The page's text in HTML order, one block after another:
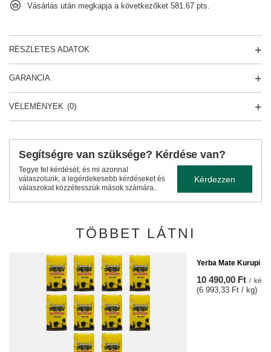
Vásárlás után megkapja a következőket 581.67 pts.
RÉSZLETES ADATOK
GARANCIA
VÉLEMÉNYEK (0)
Segítségre van szüksége? Kérdése van?
Tegye fel kérdését, és mi azonnal
válaszolunk, a legérdekesebb kérdéseket és
válaszokat közzétesszük mások számára..
Kérdezzen
TÖBBET LÁTNI
Yerba Mate Kurupi
10 490,00 Ft /
(6 993,33 Ft / kg)